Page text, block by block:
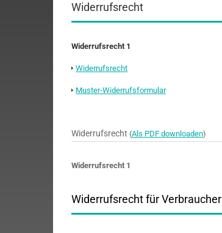
Widerrufsrecht
Widerrufsrecht 1
Widerrufsrecht
Muster-Widerrufsformular
Widerrufsrecht (Als PDF downloaden)
Widerrufsrecht 1
Widerrufsrecht für Verbraucher